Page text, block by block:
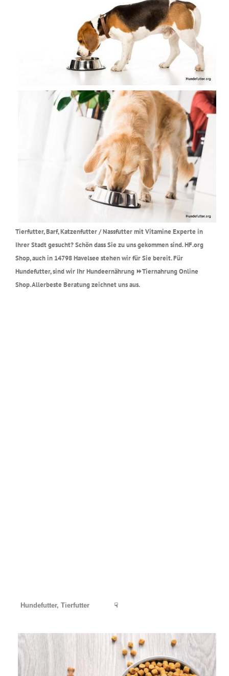
Tierfutter, Barf, Katzenfutter / Nassfutter mit Vitamine Experte in
Ihrer Stadt gesucht? Schön dass Sie zu uns gekommen sind. HF.org
Shop, auch in 14798 Havelsee stehen wir für Sie bereit. Für
Hundefutter, sind wir Ihr Hundeernährung ⏩Tiernahrung Online
Shop. Allerbeste Beratung zeichnet uns aus.
Hundefutter, Tierfutter ☟